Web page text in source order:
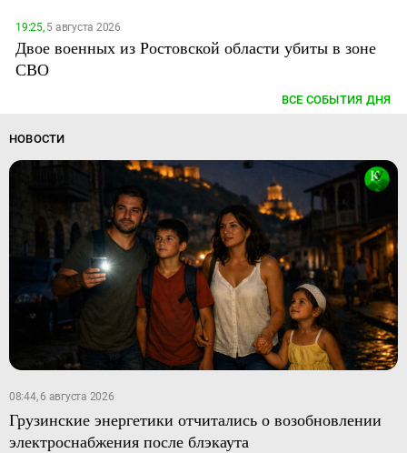
19:25,5 августа 2026
Двое военных из Ростовской области убиты в зоне
СВО
ВСЕ СОБЫТИЯ ДНЯ
НОВОСТИ
08:44, 6 августа 2026
Грузинские энергетики отчитались о возобновлении
электроснабжения после блэкаута